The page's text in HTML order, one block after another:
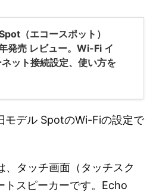
（エコースポット）
発売 レビュー。Wi-Fi イ
ネット接続設定、使い方を
モデル SpotのWi-Fiの設定で
タッチ画面（タッチスク
トスピーカーです。Echo